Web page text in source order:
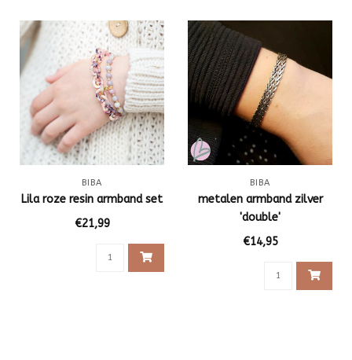
BIBA
Lila roze resin armband set
€21,99
BIBA
metalen armband zilver
'double'
€14,95